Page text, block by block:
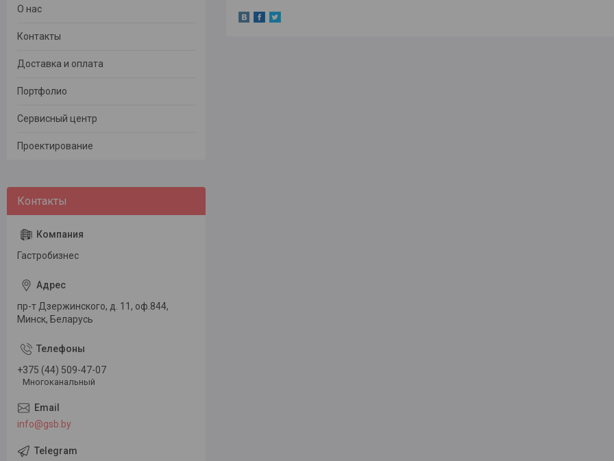
О нас
Контакты
Доставка и оплата
Портфолио
Сервисный центр
Проектирование
Гастробизнес
пр-т Дзержинского, д. 11, оф.844,
Минск, Беларусь
+375 (44) 509-47-07
Многоканальный
info@gsb.by